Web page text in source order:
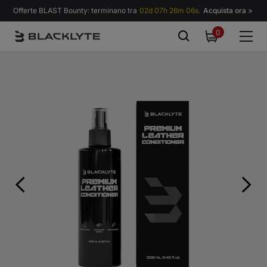
Vai al contenuto
Offerte BLAST Bounty: terminano tra 02d 07h 26m 06s. Acquista ora >
00